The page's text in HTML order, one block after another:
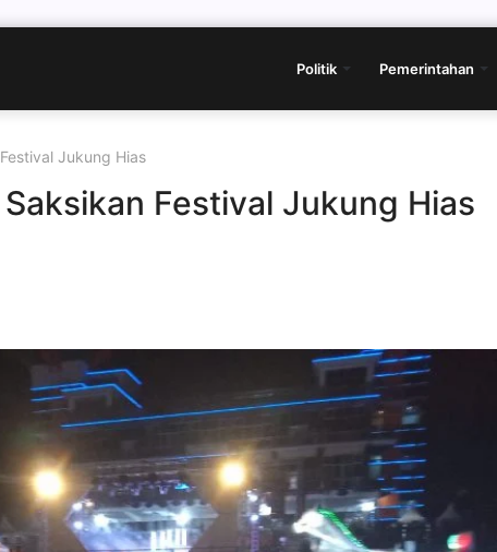
Politik Pemerintahan
Jukung Hias
Festival Jukung Hias